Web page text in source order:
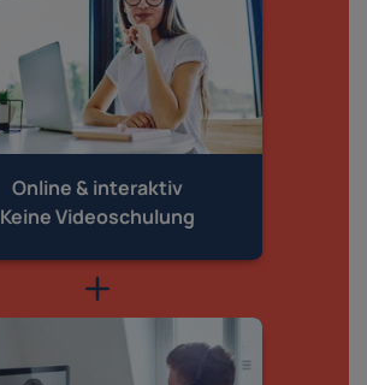
Online & interaktiv
Keine Videoschulung